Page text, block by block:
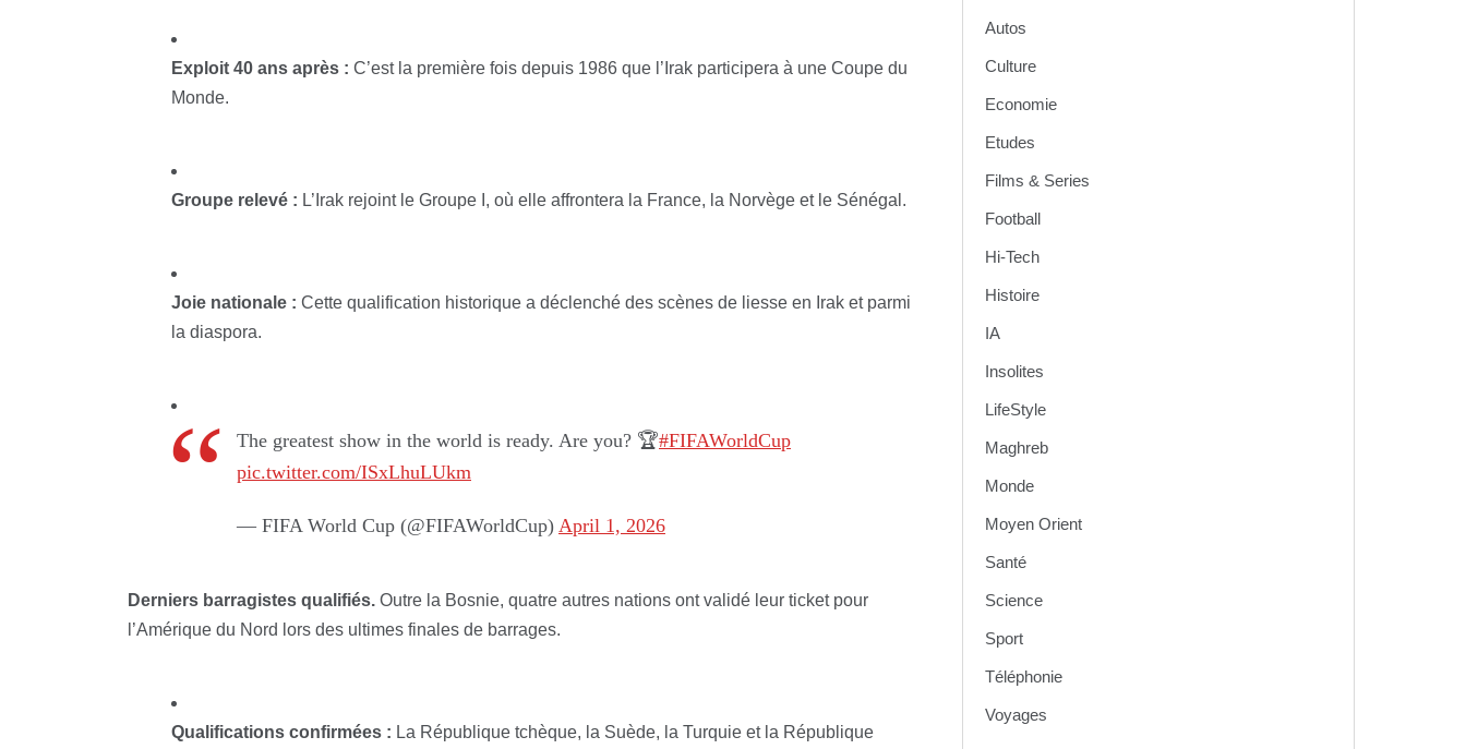
Exploit 40 ans après : C’est la première fois depuis 1986 que l’Irak participera à une Coupe du
Monde.
Groupe relevé : L’Irak rejoint le Groupe I, où elle affrontera la France, la Norvège et le Sénégal.
Joie nationale : Cette qualification historique a déclenché des scènes de liesse en Irak et parmi
la diaspora.
The greatest show in the world is ready. Are you? 🏆#FIFAWorldCup
pic.twitter.com/ISxLhuLUkm
— FIFA World Cup (@FIFAWorldCup) April 1, 2026
Derniers barragistes qualifiés. Outre la Bosnie, quatre autres nations ont validé leur ticket pour
l’Amérique du Nord lors des ultimes finales de barrages.
Qualifications confirmées : La République tchèque, la Suède, la Turquie et la République
Autos
Culture
Economie
Etudes
Films & Series
Football
Hi-Tech
Histoire
IA
Insolites
LifeStyle
Maghreb
Monde
Moyen Orient
Santé
Science
Sport
Téléphonie
Voyages